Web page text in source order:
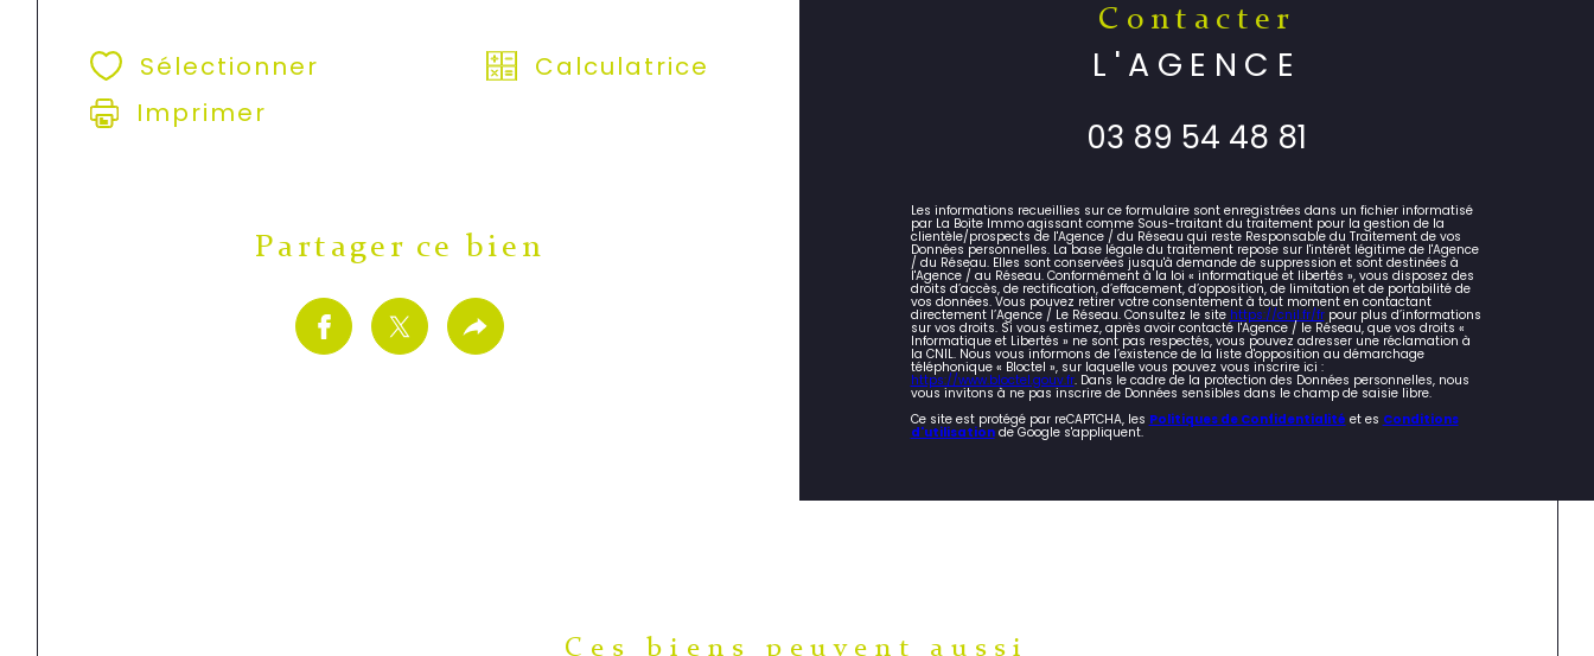
Sélectionner
Calculatrice
Imprimer
Partager ce bien
contacter
L'AGENCE
03 89 54 48 81
Les informations recueillies sur ce formulaire sont enregistrées dans un fichier informatisé
par La Boite Immo agissant comme Sous-traitant du traitement pour la gestion de la
clientèle/prospects de l'Agence / du Réseau qui reste Responsable du Traitement de vos
Données personnelles. La base légale du traitement repose sur l'intérêt légitime de l'Agence
/ du Réseau. Elles sont conservées jusqu'à demande de suppression et sont destinées à
l'Agence / au Réseau. Conformément à la loi « informatique et libertés », vous disposez des
droits d’accès, de rectification, d’effacement, d’opposition, de limitation et de portabilité de
vos données. Vous pouvez retirer votre consentement à tout moment en contactant
directement l’Agence / Le Réseau. Consultez le site https://cnil.fr/frpour plus d’informations
sur vos droits. Si vous estimez, après avoir contacté l'Agence / le Réseau, que vos droits «
Informatique et Libertés » ne sont pas respectés, vous pouvez adresser une réclamation à
la CNIL. Nous vous informons de l’existence de la liste d'opposition au démarchage
téléphonique « Bloctel », sur laquelle vous pouvez vous inscrire ici :
https://www.bloctel.gouv.fr. Dans le cadre de la protection des Données personnelles, nous
vous invitons à ne pas inscrire de Données sensibles dans le champ de saisie libre.
Ce site est protégé par reCAPTCHA, les Politiques de Confidentialité et es Conditions
d'utilisationde Google s'appliquent.
Ces biens peuvent aussi